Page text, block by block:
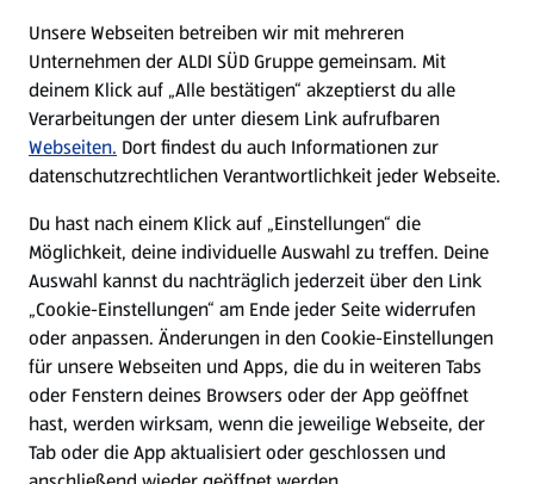
Nachhaltigkeit
Karriere
Presse
Hilfe & Kontakt
(öffnet in einem neuen Tab)
Unternehmen
Folge uns hier:
Unsere Webseiten betreiben wir mit mehreren
Unternehmen der ALDI SÜD Gruppe gemeinsam. Mit
deinem Klick auf „Alle bestätigen“ akzeptierst du alle
Verarbeitungen der unter diesem Link aufrufbaren
Webseiten. Dort findest du auch Informationen zur
datenschutzrechtlichen Verantwortlichkeit jeder Webseite.
Du hast nach einem Klick auf „Einstellungen“ die
Möglichkeit, deine individuelle Auswahl zu treffen. Deine
Auswahl kannst du nachträglich jederzeit über den Link
„Cookie-Einstellungen“ am Ende jeder Seite widerrufen
oder anpassen. Änderungen in den Cookie-Einstellungen
für unsere Webseiten und Apps, die du in weiteren Tabs
oder Fenstern deines Browsers oder der App geöffnet
hast, werden wirksam, wenn die jeweilige Webseite, der
Tab oder die App aktualisiert oder geschlossen und